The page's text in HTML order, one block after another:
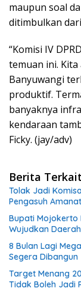
maupun soal
ditimbulkan
“Komisi IV
temuan ini.
Banyuwangi
produktif.
banyaknya
kendaraan
Ficky. (jay/adv)
Berita Terkait
Tolak Jadi
Pengasuh
Bupati Mojokerto
Wujudkan
8 Bulan Lagi
Segera Dibangun
Target Menang
Tidak Boleh Jadi